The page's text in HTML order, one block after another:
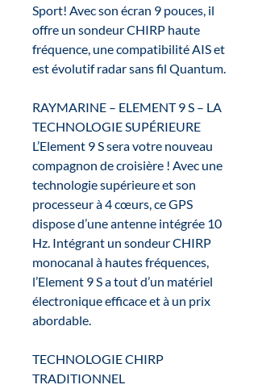
Sport! Avec son écran 9 pouces, il
offre un sondeur CHIRP haute
fréquence, une compatibilité AIS et
est évolutif radar sans fil Quantum.
RAYMARINE – ELEMENT 9 S – LA
TECHNOLOGIE SUPÉRIEURE
L’Element 9 S sera votre nouveau
compagnon de croisière ! Avec une
technologie supérieure et son
processeur à 4 cœurs, ce GPS
dispose d’une antenne intégrée 10
Hz. Intégrant un sondeur CHIRP
monocanal à hautes fréquences,
l’Element 9 S a tout d’un matériel
électronique efficace et à un prix
abordable.
TECHNOLOGIE CHIRP
TRADITIONNEL